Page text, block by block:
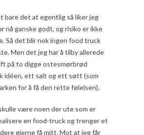
bare det at egentlig så liker jeg
nå ganske godt, og risiko er ikke
Så det blir nok ingen food truck
Men det jeg har å tilby allerede
på to digge ostesmørbrød
idéen, ett salt og ett søtt (som
for å få den rette følelsen).
være noen der ute som er
en food-truck og trenger et
gjerne få mitt. Mot at jeg får